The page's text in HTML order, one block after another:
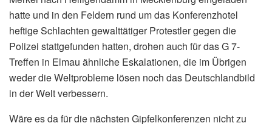
hatte und in den Feldern rund um das Konferenzhotel
heftige Schlachten gewalttätiger Protestler gegen die
Polizei stattgefunden hatten, drohen auch für das G 7-
Treffen in Elmau ähnliche Eskalationen, die im Übrigen
weder die Weltprobleme lösen noch das Deutschlandbild
in der Welt verbessern.
Wäre es da für die nächsten Gipfelkonferenzen nicht zu